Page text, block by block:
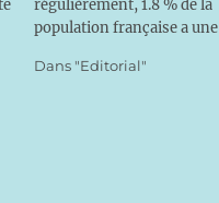
régulièrement, 1.8 % de la
population française a une
Certains pourraient croire
Dans "Editorial"